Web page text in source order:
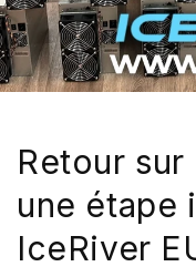
Retour
une étape
IceRiver